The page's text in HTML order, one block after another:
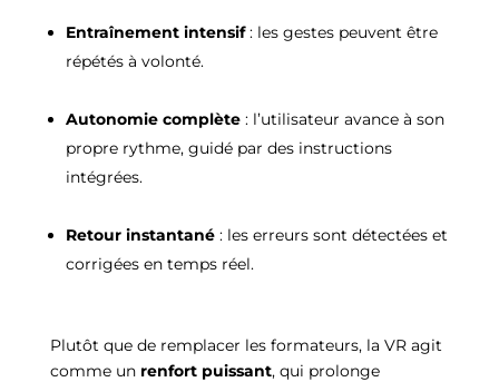
Entraînement intensif: les gestes peuvent être
répétés à volonté.
Autonomie complète: l’utilisateur avance à son
propre rythme, guidé par des instructions
intégrées.
Retour instantané: les erreurs sont détectées et
corrigées en temps réel.
Plutôt que de remplacer les formateurs, la VR agit
comme un renfort puissant, qui prolonge